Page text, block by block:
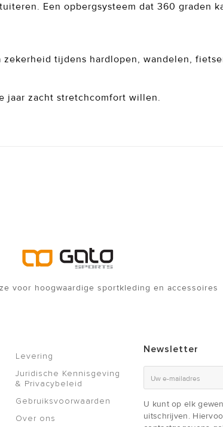
Een opbergsysteem dat 360 graden
tijdens hardlopen, wandelen,
jaar zacht stretchcomfort willen.
voor hoogwaardige sportkleding en accessoires
Levering
Juridische Kennisgeving
& Privacybeleid
Gebruiksvoorwaarden
Over ons
Newsletter
U kunt op elk
uitschrijven.